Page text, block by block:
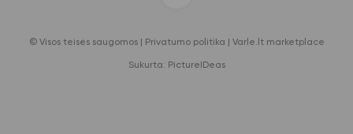
© Visos teisės saugomos | Privatumo politika Varle.lt marketplace
Sukurta: PictureIDeas